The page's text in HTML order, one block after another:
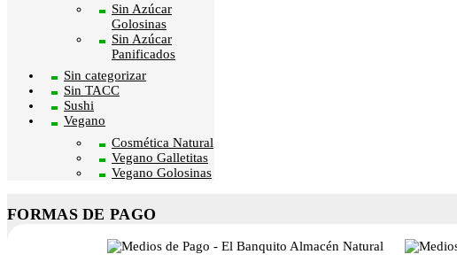
Sin Azúcar
Golosinas
Sin Azúcar
Panificados
Sin categorizar
Sin TACC
Sushi
Vegano
Cosmética Natural
Vegano Galletitas
Vegano Golosinas
FORMAS DE PAGO